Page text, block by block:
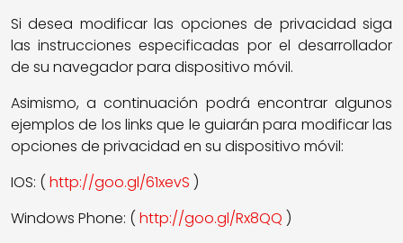
Si desea modificar las opciones de privacidad siga
las instrucciones especificadas por el desarrollador
de su navegador para dispositivo móvil.
Asimismo, a continuación podrá encontrar algunos
ejemplos de los links que le guiarán para modificar las
opciones de privacidad en su dispositivo móvil:
IOS: ( http://goo.gl/61xevS )
Windows Phone: ( http://goo.gl/Rx8QQ )